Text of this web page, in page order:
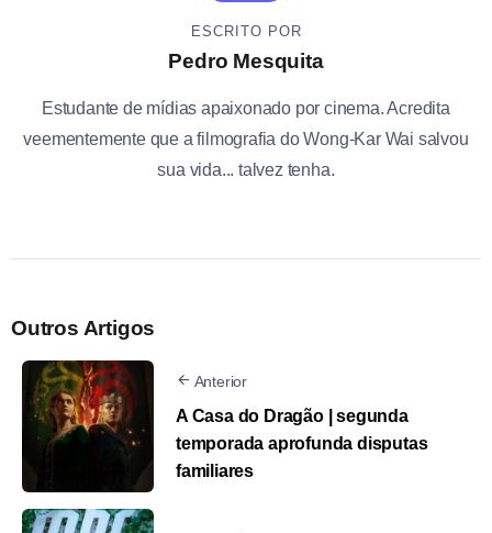
ESCRITO POR
Pedro Mesquita
Estudante de mídias apaixonado por cinema. Acredita
veementemente que a filmografia do Wong-Kar Wai salvou
sua vida... talvez tenha.
Outros Artigos
Anterior
A Casa do Dragão | segunda
temporada aprofunda disputas
familiares